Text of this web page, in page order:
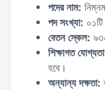
পদের নাম:
পদ সংখ্যা:
বেতন স্কেল:
শিক্ষাগত
হবে।
অন্যান্য দক্ষতা: